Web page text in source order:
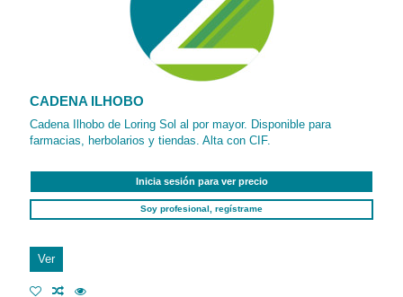
CADENA ILHOBO
Cadena Ilhobo de Loring Sol al por mayor. Disponible para
farmacias, herbolarios y tiendas. Alta con CIF.
Inicia sesión para ver precio
Soy profesional, regístrame
Ver